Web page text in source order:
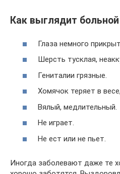
Как выглядит
Глаза немного
Шерсть тусклая,
Гениталии грязные.
Хомячок теряет в
Вялый, медлительный.
Не играет.
Не ест или не пьет.
Иногда заболевают даже те